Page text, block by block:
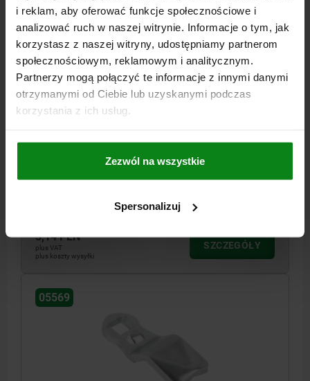
i reklam, aby oferować funkcje społecznościowe i
analizować ruch w naszej witrynie. Informacje o tym, jak
korzystasz z naszej witryny, udostępniamy partnerom
społecznościowym, reklamowym i analitycznym.
Partnerzy mogą połączyć te informacje z innymi danymi
otrzymanymi od Ciebie lub uzyskanymi podczas
korzystania z ich usług.
Zezwól na wszystkie
Spersonalizuj
JEZYCZEK Z ELEMENTEM SEPARUJACYM,
ZAKRZYWIONA W GÓRĘ L=45, STAL OCYNKOWANY
WERSJA 1=Z OGRANICZNIKIEM
PASUJE DO ZAMKÓW OBROTOWYCH NORELEM =05568, 05567,
05572, 05573
05569-145X060
3,14 PLN
plus VAT
plus koszty wysyłki
SZCZEGÓŁY
05569